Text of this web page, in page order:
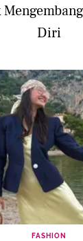
Diri
FASHION